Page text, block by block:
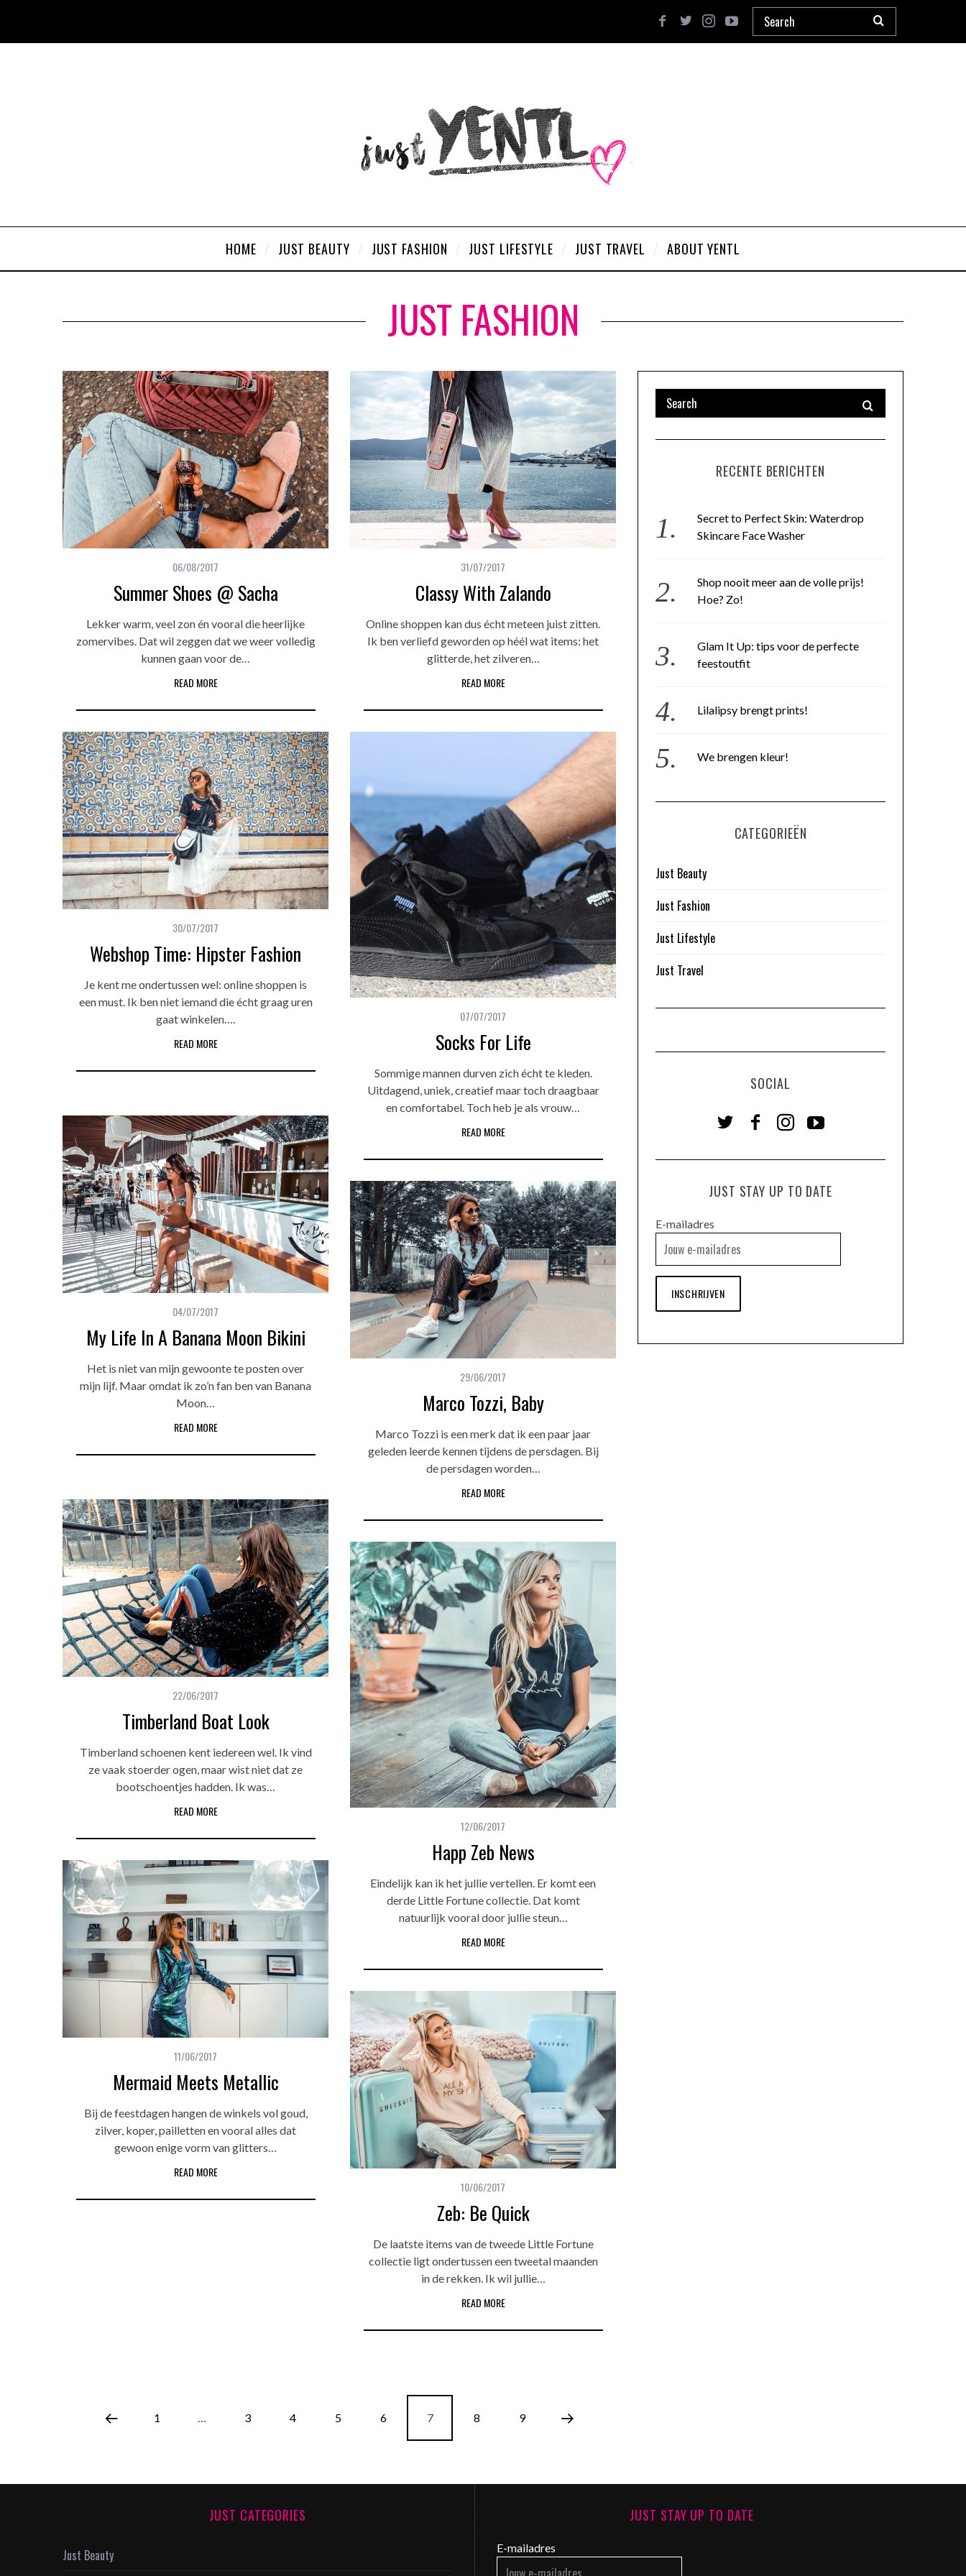
HOME JUST BEAUTY JUST FASHION JUST LIFESTYLE JUST TRAVEL ABOUT YENTL
JUST FASHION
06/08/2017
Summer Shoes @ Sacha
Lekker warm, veel zon én vooral die heerlijke
zomervibes. Dat wil zeggen dat we weer volledig
kunnen gaan voor de…
READ MORE
31/07/2017
Classy With Zalando
Online shoppen kan dus écht meteen juist zitten.
Ik ben verliefd geworden op héél wat items: het
glitterde, het zilveren…
READ MORE
30/07/2017
Webshop Time: Hipster Fashion
Je kent me ondertussen wel: online shoppen is
een must. Ik ben niet iemand die écht graag uren
gaat winkelen….
READ MORE
07/07/2017
Socks For Life
Sommige mannen durven zich écht te kleden.
Uitdagend, uniek, creatief maar toch draagbaar
en comfortabel. Toch heb je als vrouw…
READ MORE
04/07/2017
My Life In A Banana Moon Bikini
Het is niet van mijn gewoonte te posten over
mijn lijf. Maar omdat ik zo’n fan ben van Banana
Moon…
READ MORE
29/06/2017
Marco Tozzi, Baby
Marco Tozzi is een merk dat ik een paar jaar
geleden leerde kennen tijdens de persdagen. Bij
de persdagen worden…
READ MORE
22/06/2017
Timberland Boat Look
Timberland schoenen kent iedereen wel. Ik vind
ze vaak stoerder ogen, maar wist niet dat ze
bootschoentjes hadden. Ik was…
READ MORE
12/06/2017
Happ Zeb News
Eindelijk kan ik het jullie vertellen. Er komt een
derde Little Fortune collectie. Dat komt
natuurlijk vooral door jullie steun…
READ MORE
11/06/2017
Mermaid Meets Metallic
Bij de feestdagen hangen de winkels vol goud,
zilver, koper, pailletten en vooral alles dat
gewoon enige vorm van glitters…
READ MORE
10/06/2017
Zeb: Be Quick
De laatste items van de tweede Little Fortune
collectie ligt ondertussen een tweetal maanden
in de rekken. Ik wil jullie…
READ MORE
1 3 4 5 6 7 8 9
RECENTE BERICHTEN
Secret to Perfect Skin: Waterdrop
Skincare Face Washer
Shop nooit meer aan de volle prijs!
Hoe? Zo!
Glam It Up: tips voor de perfecte
feestoutfit
Lilalipsy brengt prints!
We brengen kleur!
CATEGORIEËN
Just Beauty
Just Fashion
Just Lifestyle
Just Travel
SOCIAL
JUST STAY UP TO DATE
E-mailadres
INSCHRIJVEN
JUST CATEGORIES
Just Beauty
JUST STAY UP TO DATE
E-mailadres